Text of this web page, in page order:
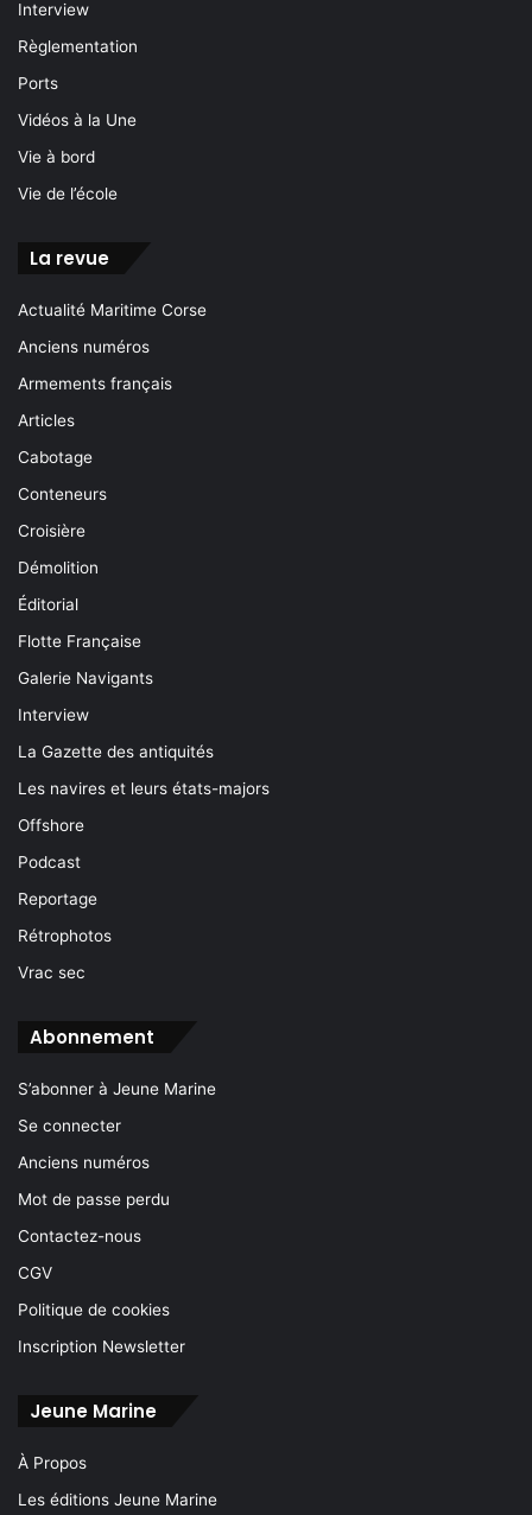
Interview
Règlementation
Ports
Vidéos à la Une
Vie à bord
Vie de l’école
La revue
Actualité Maritime Corse
Anciens numéros
Armements français
Articles
Cabotage
Conteneurs
Croisière
Démolition
Éditorial
Flotte Française
Galerie Navigants
Interview
La Gazette des antiquités
Les navires et leurs états-majors
Offshore
Podcast
Reportage
Rétrophotos
Vrac sec
Abonnement
S’abonner à Jeune Marine
Se connecter
Anciens numéros
Mot de passe perdu
Contactez-nous
CGV
Politique de cookies
Inscription Newsletter
Jeune Marine
À Propos
Les éditions Jeune Marine